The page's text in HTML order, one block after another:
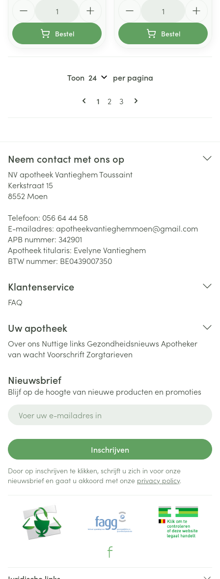
Bestel Bestel
Pagina's
U lees momenteel pagina
1 Pagina
2 Pagina
3
Toon per pagina
Neem contact met ons op
NV apotheek Vantieghem Toussaint
Kerkstraat 15
8552 Moen
Telefoon: 056 64 44 58
E-mailadres: apotheekvantieghemmoen@gmail.com
APB nummer: 342901
Apotheek titularis: Evelyne Vantieghem
BTW nummer: BE0439007350
Klantenservice
FAQ
Uw apotheek
Over ons Nuttige links Gezondheidsnieuws Apotheker
van wachtVoorschriftZorgtarieven
Nieuwsbrief
Blijf op de hoogte van nieuwe producten en promoties
Inschrijven
Door op inschrijven te klikken, schrijft u zich in voor onze
nieuwsbrief en gaat u akkoord met onze privacy policy.